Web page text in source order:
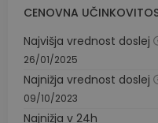
CENOVNA
Najvišja vrednost doslej
26/01/2025
Najnižja vrednost doslej
09/10/2023
Najnižja v 24h